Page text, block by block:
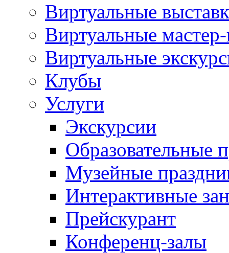
Виртуальные
Виртуальные
Виртуальные
Клубы
Услуги
Экскурсии
Образовательные
Музейные
Интерактивные
Прейскурант
Конференц-залы